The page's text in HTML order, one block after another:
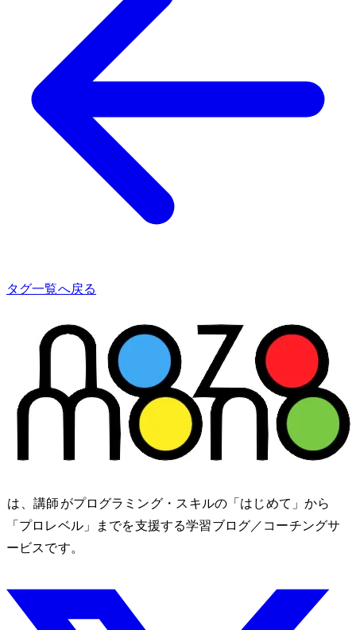
タグ一覧へ戻る
nozomono は、講師 shibomb がプログラミング・IT スキルの「はじめて」から
「プロレベル」までを支援する学習ブログ／コーチングサ
ービスです。